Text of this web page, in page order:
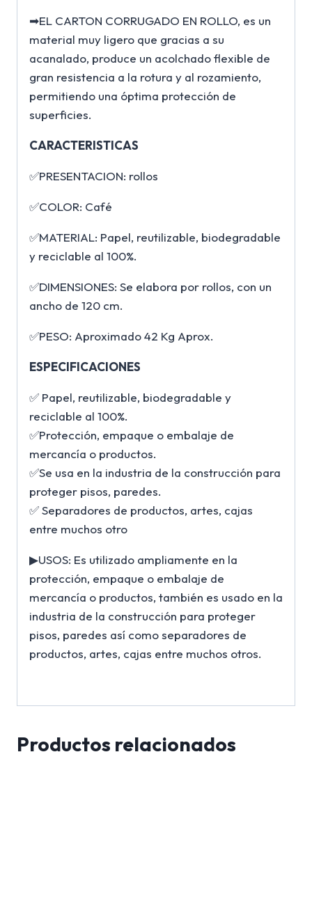
➡EL CARTON CORRUGADO EN ROLLO, es un
material muy ligero que gracias a su
acanalado, produce un acolchado flexible de
gran resistencia a la rotura y al rozamiento,
permitiendo una óptima protección de
superficies.
CARACTERISTICAS
✅PRESENTACION: rollos
✅COLOR: Café
✅MATERIAL: Papel, reutilizable, biodegradable
y reciclable al 100%.
✅DIMENSIONES: Se elabora por rollos, con un
ancho de 120 cm.
✅PESO: Aproximado 42 Kg Aprox.
ESPECIFICACIONES
✅ Papel, reutilizable, biodegradable y
reciclable al 100%.
✅Protección, empaque o embalaje de
mercancía o productos.
✅Se usa en la industria de la construcción para
proteger pisos, paredes.
✅ Separadores de productos, artes, cajas
entre muchos otro
▶USOS: Es utilizado ampliamente en la
protección, empaque o embalaje de
mercancía o productos, también es usado en la
industria de la construcción para proteger
pisos, paredes así como separadores de
productos, artes, cajas entre muchos otros.
Productos relacionados